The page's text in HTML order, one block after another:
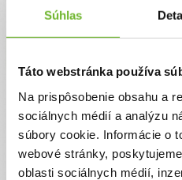
Súhlas
Táto webstránka používa
Na prispôsobenie obsahu a
sociálnych médií a analýzu
súbory cookie. Informácie o
webové stránky,
oblasti sociálnych médií,
Kontaktné údaje
V prípade akýchkoľvek
emailom, alebo telefonicky.
ĽUDIA ĽUĎOM, n. o.